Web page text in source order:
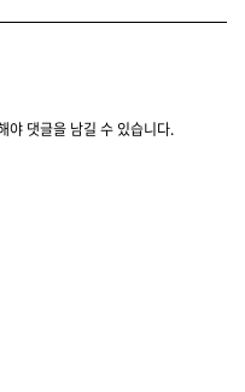
야 댓글을 남길 수 있습니다.